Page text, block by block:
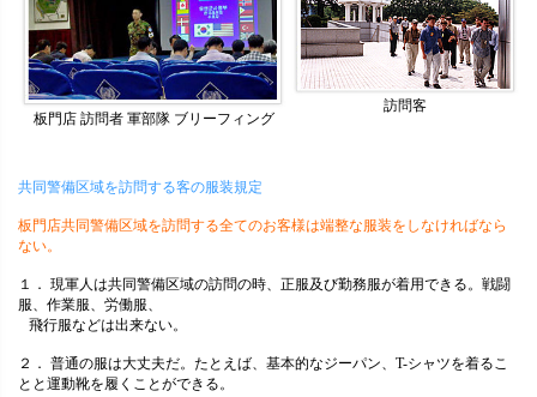
板門店 訪問者 軍部隊 ブリーフィング
訪問客
共同警備区域を訪問する客の服装規定
板門店共同警備区域を訪問する全てのお客様は端整な服装をしなければなら
ない。
１． 現軍人は共同警備区域の訪問の時、正服及び勤務服が着用できる。戦闘
服、作業服、労働服、
飛行服などは出来ない。
２． 普通の服は大丈夫だ。たとえば、基本的なジーパン、T-シャツを着るこ
とと運動靴を履くことができる。